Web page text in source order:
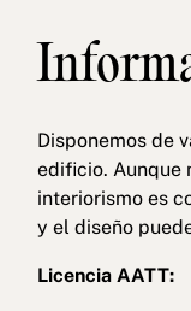
Disponemos de
edificio. Aunque
interiorismo es
y el diseño
Licencia AATT: